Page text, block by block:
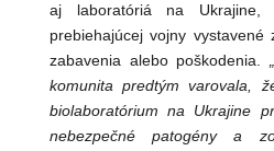
aj laboratóriá na
prebiehajúcej vojny vystavené
zabavenia alebo poškodenia.
komunita predtým varovala,
biolaboratórium na Ukrajine
nebezpečné patogény a